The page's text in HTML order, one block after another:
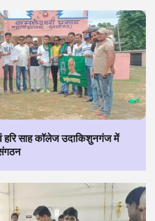
हरि साह कॉलेज उदाकिशुनगंज में